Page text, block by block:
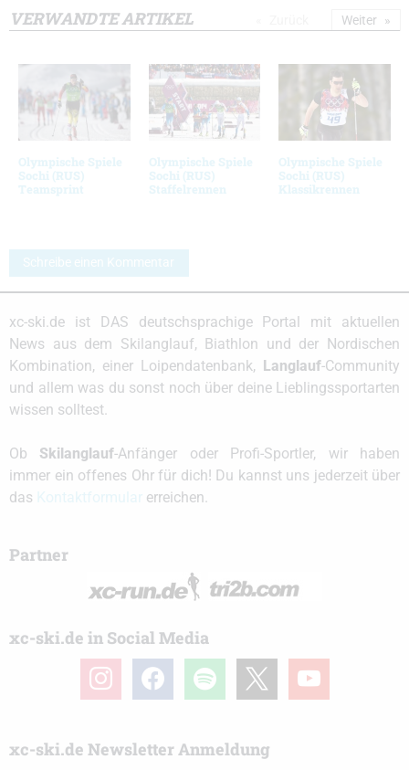
VERWANDTE ARTIKEL
Olympische Spiele
Sochi (RUS)
Teamsprint
Olympische Spiele
Sochi (RUS)
Staffelrennen
Olympische Spiele
Sochi (RUS)
Klassikrennen
Weiter
Schreibe einen Kommentar
xc-ski.de ist DAS deutschsprachige Portal mit aktuellen
News aus dem Skilanglauf, Biathlon und der Nordischen
Kombination, einer Loipendatenbank, Langlauf-Community
und allem was du sonst noch über deine Lieblingssportarten
wissen solltest.
Ob Skilanglauf-Anfänger oder Profi-Sportler, wir haben
immer ein offenes Ohr für dich! Du kannst uns jederzeit über
das
erreichen.
Partner
xc-ski.de in Social Media
instagramfacebook spotify youtube
xc-ski.de Newsletter Anmeldung